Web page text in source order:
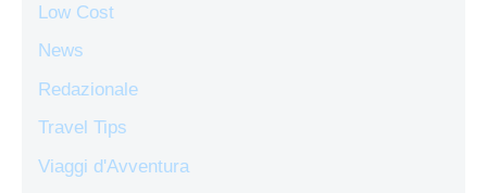
Low Cost
News
Redazionale
Travel Tips
Viaggi d'Avventura